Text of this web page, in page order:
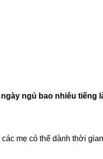
ngủ bao nhiêu tiếng
mẹ có thể dành thời